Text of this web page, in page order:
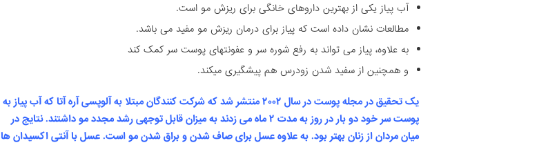
آب پیاز یکی از بهترین داروهای خانگی برای ریزش مو است.
مطالعات نشان داده است که پیاز برای درمان ریزش مو مفید می باشد.
به علاوه، پیاز می تواند به رفع شوره سر و عفونتهای پوست سر کمک کند
و همچنین از سفید شدن زودرس هم پیشگیری میکند.
یک تحقیق در مجله پوست در سال ۲۰۰۲ منتشر شد که شرکت کنندگان مبتلا به آلوپسی آره آتا
که آب پیاز به
پوست سر خود دو بار در روز به مدت ۲ ماه می زدند به میزان قابل توجهی رشد مجدد مو داشتند.
نتایج در
میان مردان از زنان بهتر بود. به علاوه عسل برای صاف شدن و براق شدن مو است.عسل با آنتی اکسیدان ها